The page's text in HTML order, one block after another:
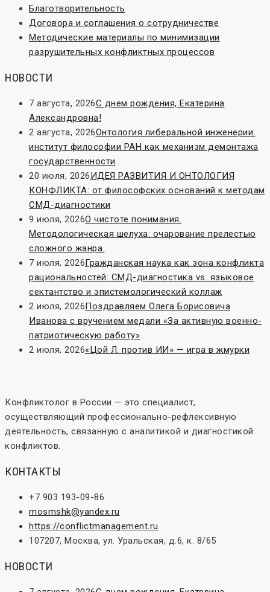
Благотворительность
Договора и соглашения о сотрудничестве
Методические материалы по минимизации
разрушительных конфликтных процессов
НОВОСТИ
7 августа, 2026С днем рождения, Екатерина
Александровна!
2 августа, 2026Онтология либеральной инженерии:
институт философии РАН как механизм демонтажа
государственности
20 июля, 2026ИДЕЯ РАЗВИТИЯ И ОНТОЛОГИЯ
КОНФЛИКТА: от философских оснований к методам
СМД-диагностики
9 июля, 2026О чистоте понимания.
Методологическая шелуха: очарование прелестью
сложного жанра.
7 июля, 2026Гражданская наука как зона конфликта
рациональностей: СМД-диагностика vs. языковое
сектантство и эпистемологический коллаж
2 июля, 2026Поздравляем Олега Борисовича
Иванова с вручением медали «За активную военно-
патриотическую работу»
2 июля, 2026«Цой Л. против ИИ» — игра в жмурки
Конфликтолог в России — это специалист,
осуществляющий профессионально-рефлексивную
деятельность, связанную с аналитикой и диагностикой
конфликтов.
КОНТАКТЫ
+7 903 193-09-86
mosmshk@yandex.ru
https://conflictmanagement.ru
107207, Москва, ул. Уральская, д.6, к. 8/65
НОВОСТИ